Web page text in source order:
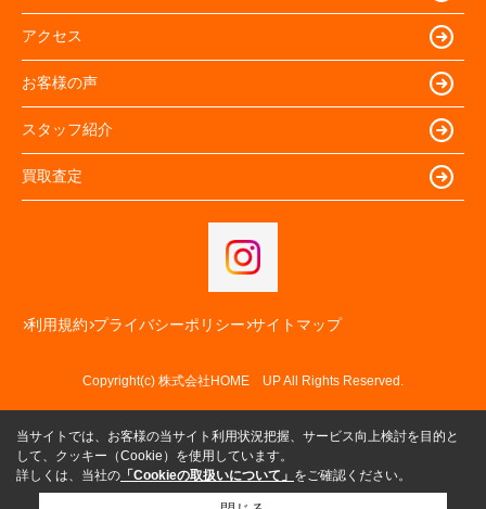
アクセス
お客様の声
スタッフ紹介
買取査定
利用規約 プライバシーポリシー サイトマップ
Copyright(c) 株式会社HOME UP All Rights Reserved.
当サイトでは、お客様の当サイト利用状況把握、サービス向上検討を目的と
して、クッキー（Cookie）を使用しています。
詳しくは、当社の 「Cookieの取扱いについて」 をご確認ください。